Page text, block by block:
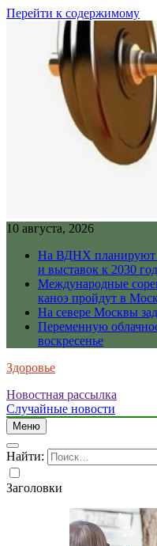
Перейти к содержимому
10 августа, 2026
На ВДНХ планируют
и выставок к 2030
Международные
каноэ пройдут в
На севере Москвы
Переменную
воскресенье
Здоровье
Новостная рассылка
Случайные новости
Меню
Найти:
Заголовки